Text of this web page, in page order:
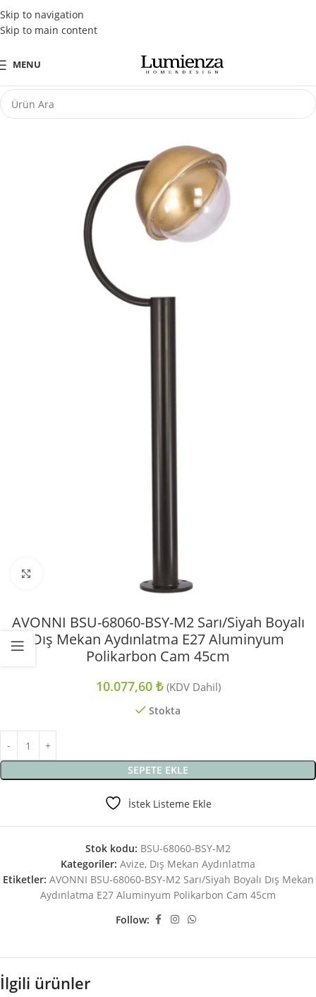
Skip to navigation
Skip to main content
Tüm Kredi Kartlarına Peşin Fiyatına 3 Taksit Fırsatı
MENU
AVONNI BSU-68060-BSY-M2 Sarı/Siyah Boyalı
Dış Mekan Aydınlatma E27 Aluminyum
Polikarbon Cam 45cm
10.077,60 ₺ (KDV Dahil)
Stokta
SEPETE EKLE
İstek Listeme Ekle
Stok kodu: BSU-68060-BSY-M2
Kategoriler: Avize, Dış Mekan Aydınlatma
Etiketler: AVONNI BSU-68060-BSY-M2 Sarı/Siyah Boyalı Dış Mekan
Aydınlatma E27 Aluminyum Polikarbon Cam 45cm
Follow:
İlgili ürünler